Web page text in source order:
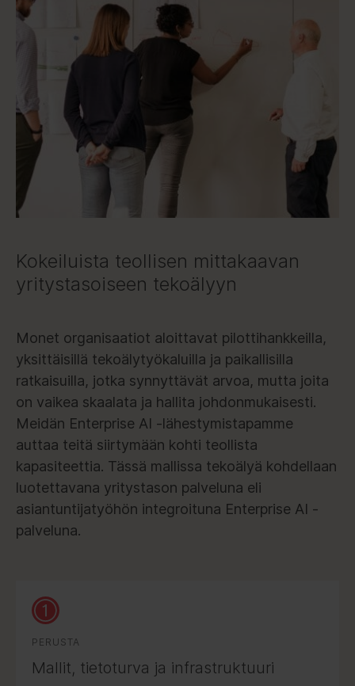
Kokeiluista teollisen mittakaavan
yritystasoiseen tekoälyyn
Monet organisaatiot aloittavat pilottihankkeilla,
yksittäisillä tekoälytyökaluilla ja paikallisilla
ratkaisuilla, jotka synnyttävät arvoa, mutta joita
on vaikea skaalata ja hallita johdonmukaisesti.
Meidän Enterprise AI -lähestymistapamme
auttaa teitä siirtymään kohti teollista
kapasiteettia. Tässä mallissa tekoälyä kohdellaan
luotettavana yritystason palveluna eli
asiantuntijatyöhön integroituna Enterprise AI -
palveluna.
PERUSTA
Mallit, tietoturva ja infrastruktuuri